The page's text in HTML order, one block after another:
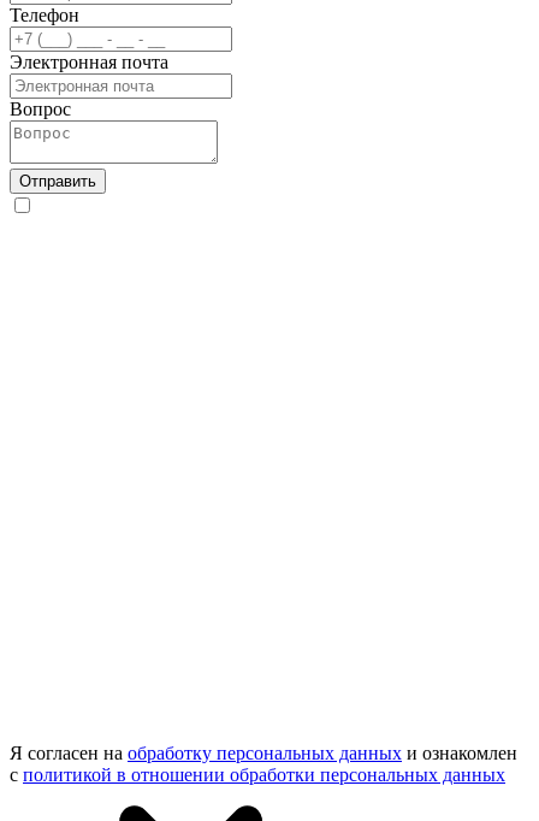
Телефон
Электронная почта
Вопрос
Отправить
Я согласен на обработку персональных данных и ознакомлен
с политикой в отношении обработки персональных данных